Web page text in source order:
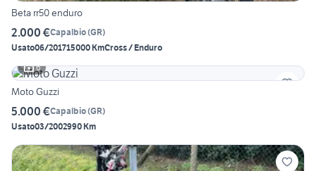
Beta rr50 enduro
2.000 €Capalbio(GR)
Usato06/201715000 KmCross / Enduro
6
Moto Guzzi
5.000 €Capalbio(GR)
Usato03/2002990 Km